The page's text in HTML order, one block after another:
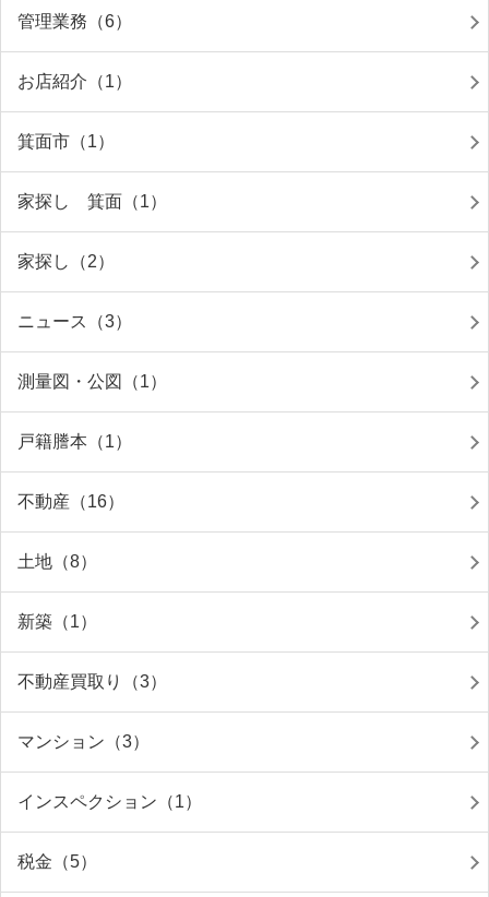
管理業務（6）
お店紹介（1）
箕面市（1）
家探し 箕面（1）
家探し（2）
ニュース（3）
測量図・公図（1）
戸籍謄本（1）
不動産（16）
土地（8）
新築（1）
不動産買取り（3）
マンション（3）
インスペクション（1）
税金（5）